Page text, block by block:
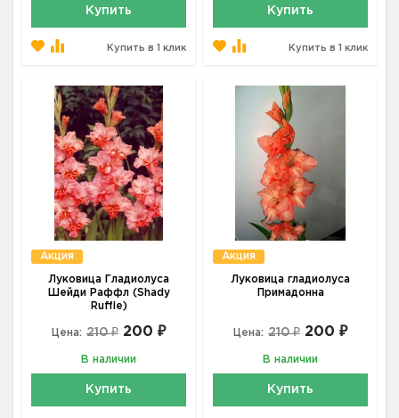
Купить
Купить в 1 клик
Купить
Купить в 1 клик
Акция
Луковица Гладиолуса
Шейди Раффл (Shady
Ruffle)
Цена: 210 ₽ 200 ₽
В наличии
Купить
Акция
Луковица гладиолуса
Примадонна
Цена: 210 ₽ 200 ₽
В наличии
Купить